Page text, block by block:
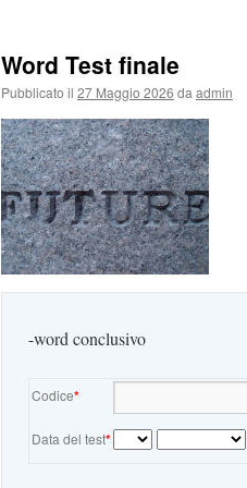
Word Test finale
Pubblicato il 27 Maggio 2026 da admin
-word conclusivo
Codice*
Data del test*